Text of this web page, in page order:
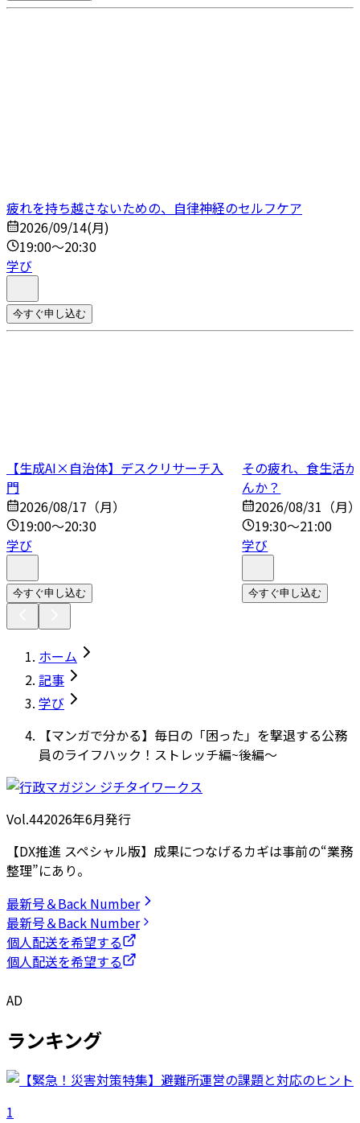
疲れを持ち越さないための、自律神経のセルフケア
2026/09/14(月)
19:00～20:30
学び
今すぐ申し込む
【生成AI×自治体】デスクリサーチ入
門
2026/08/17（月）
19:00～20:30
学び
今すぐ申し込む
その疲れ、食生活
んか？
2026/08/31（月
19:30～21:00
学び
今すぐ申し込む
ホーム
記事
学び
【マンガで分かる】毎日の「困った」を撃退する公務
員のライフハック！ストレッチ編~後編～
Vol.442026年6月発行
【DX推進 スペシャル版】成果につなげるカギは事前の“業務
整理”にあり。
最新号＆Back Number
最新号＆Back Number
個人配送を希望する
個人配送を希望する
AD
ランキング
1